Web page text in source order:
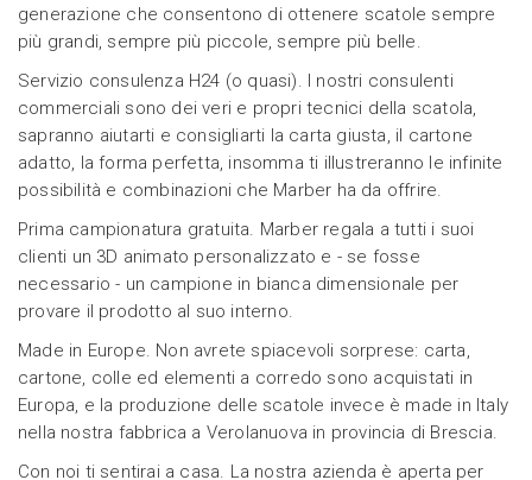
generazione che consentono di ottenere scatole sempre
più grandi, sempre più piccole, sempre più belle.
Servizio consulenza H24 (o quasi). I nostri consulenti
commerciali sono dei veri e propri tecnici della scatola,
sapranno aiutarti e consigliarti la carta giusta, il cartone
adatto, la forma perfetta, insomma ti illustreranno le infinite
possibilità e combinazioni che Marber ha da offrire.
Prima campionatura gratuita. Marber regala a tutti i suoi
clienti un 3D animato personalizzato e - se fosse
necessario - un campione in bianca dimensionale per
provare il prodotto al suo interno.
Made in Europe. Non avrete spiacevoli sorprese: carta,
cartone, colle ed elementi a corredo sono acquistati in
Europa, e la produzione delle scatole invece è made in Italy
nella nostra fabbrica a Verolanuova in provincia di Brescia.
Con noi ti sentirai a casa. La nostra azienda è aperta per